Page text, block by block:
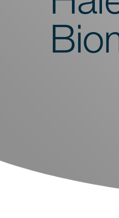
Spoelmachines
Monsterbereiding
Schudders